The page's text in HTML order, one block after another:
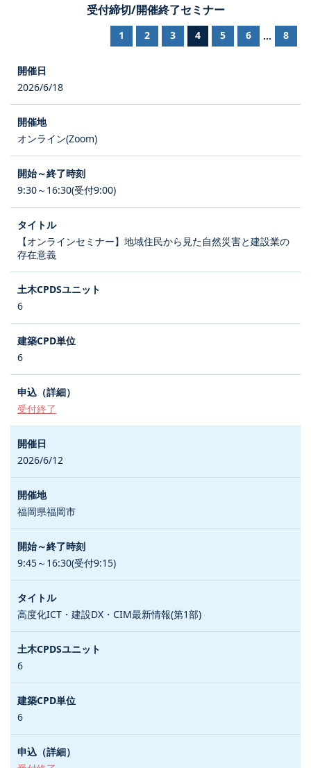
受付締切/開催終了セミナー
1 2 3 4 5 6 ... 8
2026/6/18
オンライン(Zoom)
9:30～16:30(受付9:00)
【オンラインセミナー】地域住民から見た自然災害と建設業の
存在意義
6
6
受付終了
2026/6/12
福岡県福岡市
9:45～16:30(受付9:15)
高度化ICT・建設DX・CIM最新情報(第1部)
6
6